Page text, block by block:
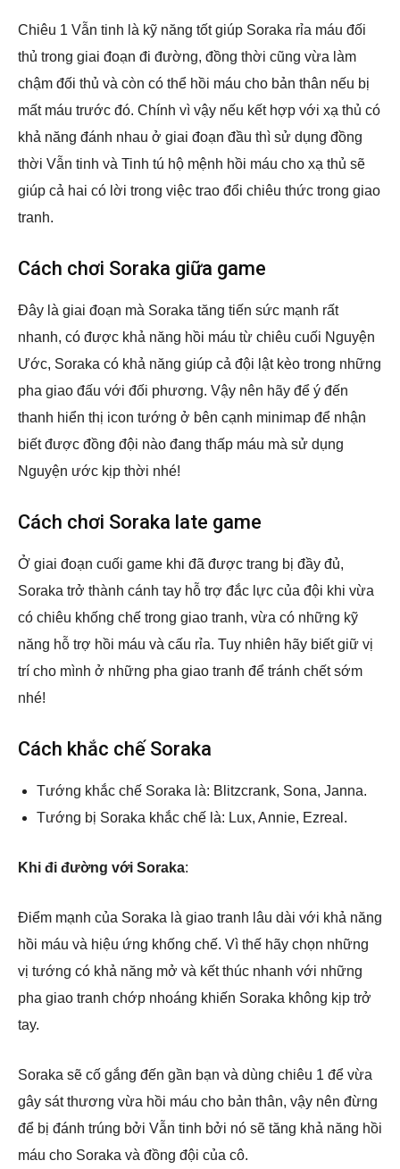
Chiêu 1 Vẫn tinh là kỹ năng tốt giúp Soraka rỉa máu đối
thủ trong giai đoạn đi đường, đồng thời cũng vừa làm
chậm đối thủ và còn có thể hồi máu cho bản thân nếu bị
mất máu trước đó. Chính vì vậy nếu kết hợp với xạ thủ có
khả năng đánh nhau ở giai đoạn đầu thì sử dụng đồng
thời Vẫn tinh và Tinh tú hộ mệnh hồi máu cho xạ thủ sẽ
giúp cả hai có lời trong việc trao đổi chiêu thức trong giao
tranh.
Cách chơi Soraka giữa game
Đây là giai đoạn mà Soraka tăng tiến sức mạnh rất
nhanh, có được khả năng hồi máu từ chiêu cuối Nguyện
Ước, Soraka có khả năng giúp cả đội lật kèo trong những
pha giao đấu với đối phương. Vậy nên hãy để ý đến
thanh hiển thị icon tướng ở bên cạnh minimap để nhận
biết được đồng đội nào đang thấp máu mà sử dụng
Nguyện ước kịp thời nhé!
Cách chơi Soraka late game
Ở giai đoạn cuối game khi đã được trang bị đầy đủ,
Soraka trở thành cánh tay hỗ trợ đắc lực của đội khi vừa
có chiêu khống chế trong giao tranh, vừa có những kỹ
năng hỗ trợ hồi máu và cấu rỉa. Tuy nhiên hãy biết giữ vị
trí cho mình ở những pha giao tranh để tránh chết sớm
nhé!
Cách khắc chế Soraka
Tướng khắc chế Soraka là: Blitzcrank, Sona, Janna.
Tướng bị Soraka khắc chế là: Lux, Annie, Ezreal.
Khi đi đường với Soraka:
Điểm mạnh của Soraka là giao tranh lâu dài với khả năng
hồi máu và hiệu ứng khống chế. Vì thế hãy chọn những
vị tướng có khả năng mở và kết thúc nhanh với những
pha giao tranh chớp nhoáng khiến Soraka không kịp trở
tay.
Soraka sẽ cố gắng đến gần bạn và dùng chiêu 1 để vừa
gây sát thương vừa hồi máu cho bản thân, vậy nên đừng
để bị đánh trúng bởi Vẫn tinh bởi nó sẽ tăng khả năng hồi
máu cho Soraka và đồng đội của cô.